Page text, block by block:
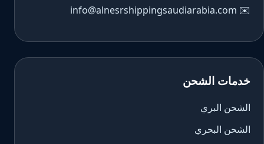
✉️
info@alnesrshippingsaudiarabia.com
خدمات الشحن
الشحن البري
الشحن البحري